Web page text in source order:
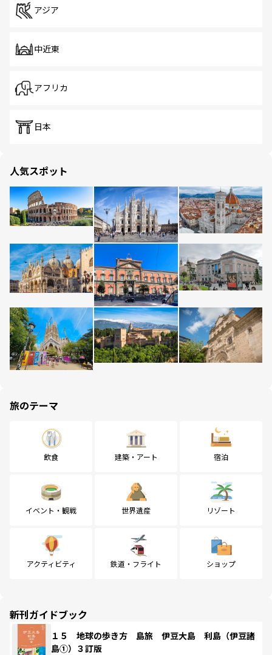
アジア
中近東
アフリカ
日本
人気スポット
旅のテーマ
飲食 建築・アート 宿泊
イベント・観戦 世界遺産 リゾート
アクティビティ 鉄道・フライト ショップ
新刊ガイドブック
１５ 地球の歩き方 島旅 伊豆大島 利島（伊豆諸
島①）３訂版